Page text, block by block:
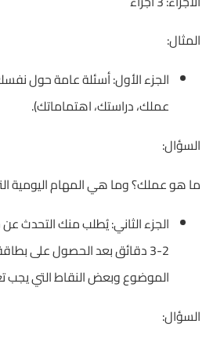
المثال:
الجزء الأول: أسئلة عامة حول
عملك، دراستك، اهتماماتك).
السؤال:
ما هو عملك؟ وما هي المهام اليومية
الجزء الثاني: يُطلب منك التحدث
2-3 دقائق بعد الحصول على
الموضوع وبعض النقاط التي يجب
السؤال: